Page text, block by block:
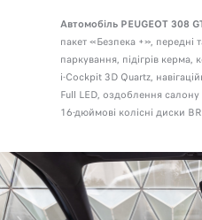
Автомобіль PEUGEOT 308
пакет «Безпека +», передні
паркування, підігрів
i-Cockpit 3D Quartz,
Full LED, оздоблення салону
16-дюймові колісні диски